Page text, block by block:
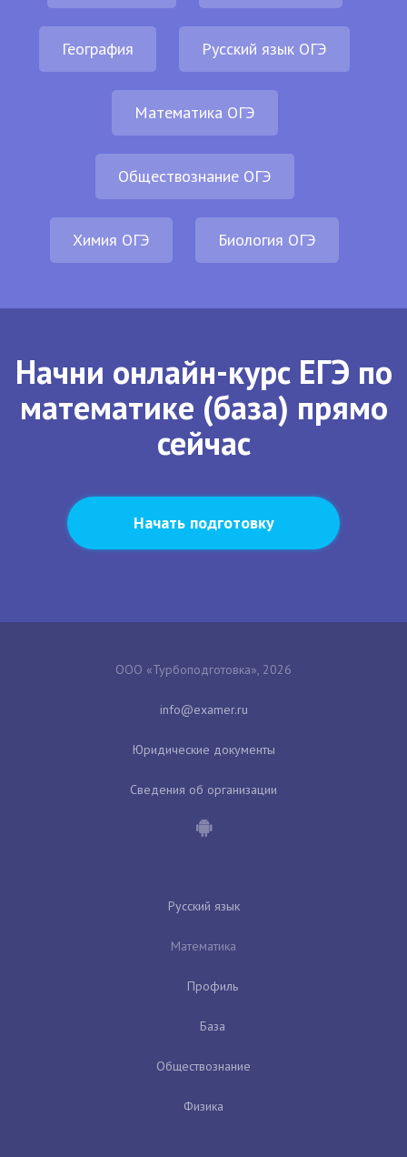
География Русский язык ОГЭ
Математика ОГЭ
Обществознание ОГЭ
Химия ОГЭ Биология ОГЭ
Начни онлайн-курс ЕГЭ по
математике (база) прямо
сейчас
Начать подготовку
ООО «Турбоподготовка», 2026
Юридические документы
Сведения об организации
Русский язык
Математика
Профиль
База
Обществознание
Физика